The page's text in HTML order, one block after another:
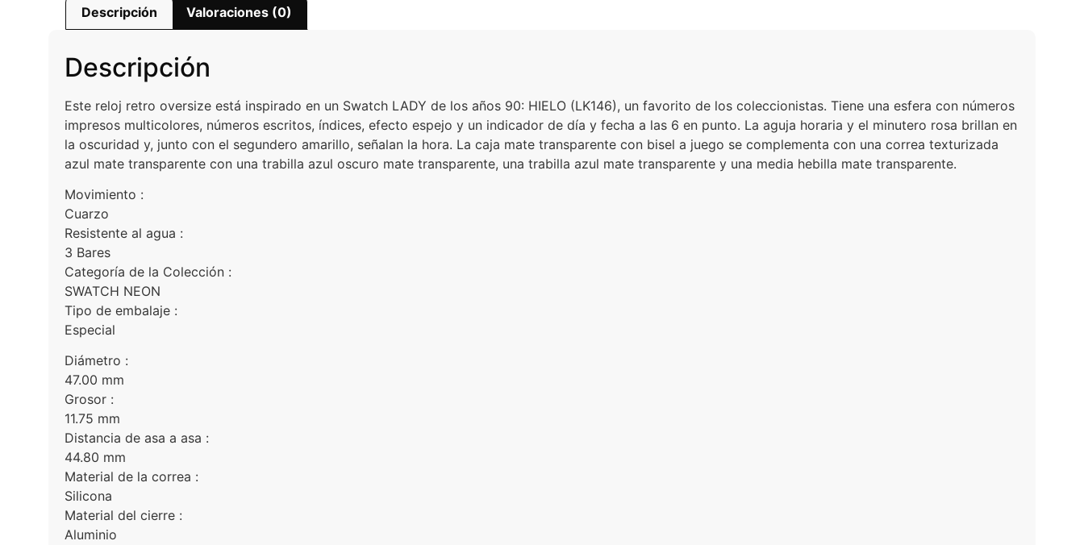
Descripción Valoraciones (0)
Descripción
Este reloj retro oversize está inspirado en un Swatch LADY de los años 90: HIELO (LK146), un favorito de los coleccionistas. Tiene una esfera con números
impresos multicolores, números escritos, índices, efecto espejo y un indicador de día y fecha a las 6 en punto. La aguja horaria y el minutero rosa brillan en
la oscuridad y, junto con el segundero amarillo, señalan la hora. La caja mate transparente con bisel a juego se complementa con una correa texturizada
azul mate transparente con una trabilla azul oscuro mate transparente, una trabilla azul mate transparente y una media hebilla mate transparente.
Movimiento :
Cuarzo
Resistente al agua :
3 Bares
Categoría de la Colección :
SWATCH NEON
Tipo de embalaje :
Especial
Diámetro :
47.00 mm
Grosor :
11.75 mm
Distancia de asa a asa :
44.80 mm
Material de la correa :
Silicona
Material del cierre :
Aluminio